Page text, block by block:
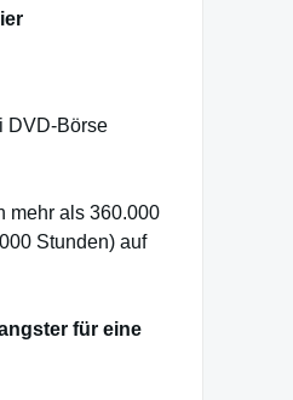
DVD-Börse
mehr als 360.000
Stunden) auf
für eine